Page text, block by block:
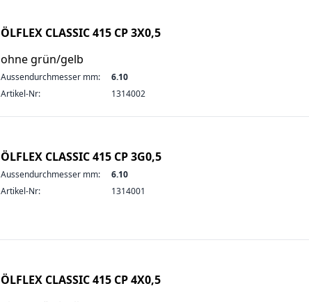
ÖLFLEX CLASSIC 415 CP 3X0,5
ohne grün/gelb
Aussendurchmesser mm:
6.10
Artikel-Nr:
1314002
ÖLFLEX CLASSIC 415 CP 3G0,5
Aussendurchmesser mm:
6.10
Artikel-Nr:
1314001
ÖLFLEX CLASSIC 415 CP 4X0,5